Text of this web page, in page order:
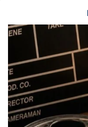
Recupera
tican News
07/carmina-
espana-
Foto
View on Facebook ·